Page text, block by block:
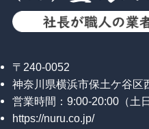
〒240-0052
神奈川県横浜市保土ケ谷区
営業時間：9:00-20:00（土
https://nuru.co.jp/